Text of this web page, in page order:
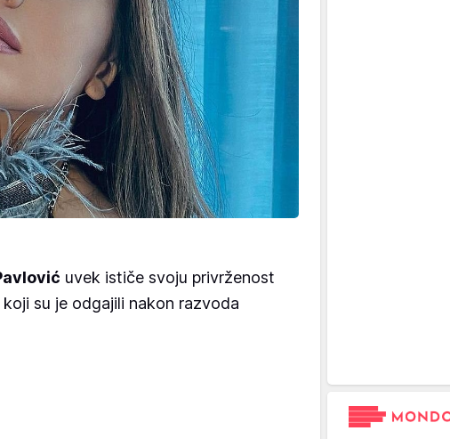
uvek ističe svoju privrženost
su je odgajili nakon razvoda